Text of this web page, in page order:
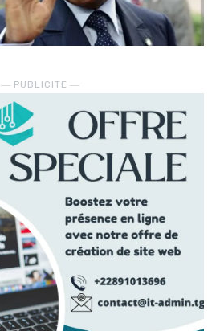
― PUBLICITE ―